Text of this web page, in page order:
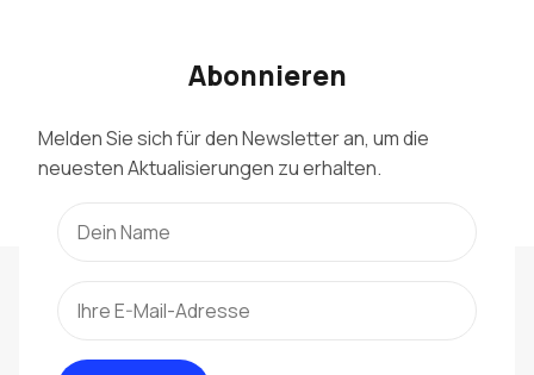
Abonnieren
Melden Sie sich für den Newsletter an, um die
neuesten Aktualisierungen zu erhalten.